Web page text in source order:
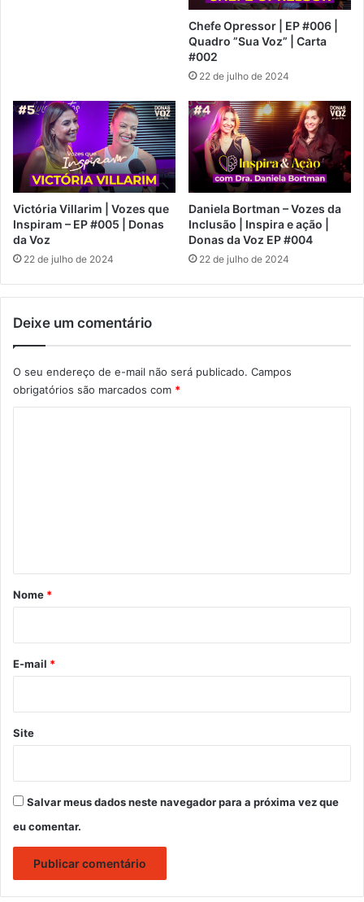
Chefe Opressor | EP #006 |
Quadro ”Sua Voz” | Carta
#002
22 de julho de 2024
Victória Villarim | Vozes que
Inspiram – EP #005 | Donas
da Voz
22 de julho de 2024
Daniela Bortman – Vozes da
Inclusão | Inspira e ação |
Donas da Voz EP #004
22 de julho de 2024
Deixe um comentário
O seu endereço de e-mail não será publicado. Campos
obrigatórios são marcados com *
r
*
Nome *
E-mail *
Site
Salvar meus dados neste navegador para a próxima vez que
eu comentar.